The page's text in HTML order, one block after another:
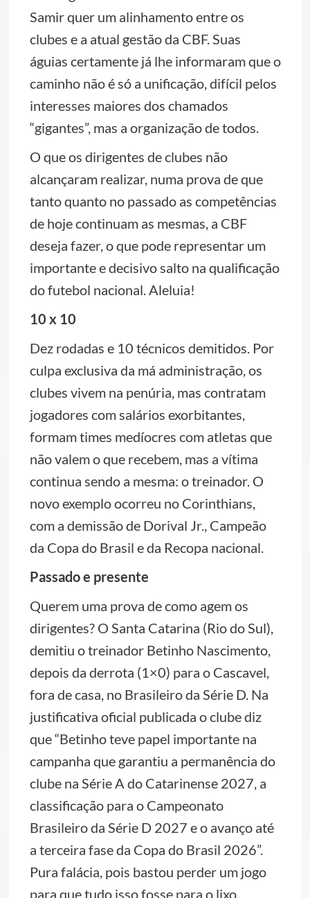
Samir quer um alinhamento entre os
clubes e a atual gestão da CBF. Suas
águias certamente já lhe informaram que o
caminho não é só a unificação, difícil pelos
interesses maiores dos chamados
“gigantes”, mas a organização de todos.
O que os dirigentes de clubes não
alcançaram realizar, numa prova de que
tanto quanto no passado as competências
de hoje continuam as mesmas, a CBF
deseja fazer, o que pode representar um
importante e decisivo salto na qualificação
do futebol nacional. Aleluia!
10 x 10
Dez rodadas e 10 técnicos demitidos. Por
culpa exclusiva da má administração, os
clubes vivem na penúria, mas contratam
jogadores com salários exorbitantes,
formam times medíocres com atletas que
não valem o que recebem, mas a vítima
continua sendo a mesma: o treinador. O
novo exemplo ocorreu no Corinthians,
com a demissão de Dorival Jr., Campeão
da Copa do Brasil e da Recopa nacional.
Passado e presente
Querem uma prova de como agem os
dirigentes? O Santa Catarina (Rio do Sul),
demitiu o treinador Betinho Nascimento,
depois da derrota (1×0) para o Cascavel,
fora de casa, no Brasileiro da Série D. Na
justificativa oficial publicada o clube diz
que “Betinho teve papel importante na
campanha que garantiu a permanência do
clube na Série A do Catarinense 2027, a
classificação para o Campeonato
Brasileiro da Série D 2027 e o avanço até
a terceira fase da Copa do Brasil 2026”.
Pura falácia, pois bastou perder um jogo
para que tudo isso fosse para o lixo.